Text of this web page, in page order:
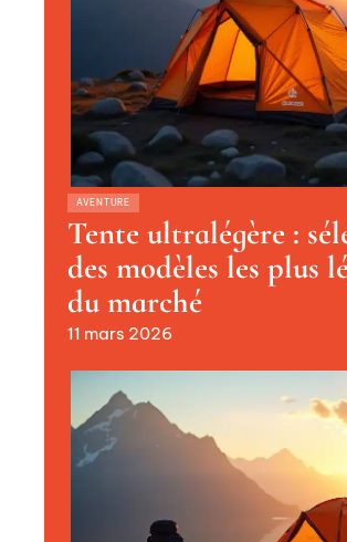
AVENTURE
Tente ultralégère :
des modèles les plus
du marché
11 mars 2026